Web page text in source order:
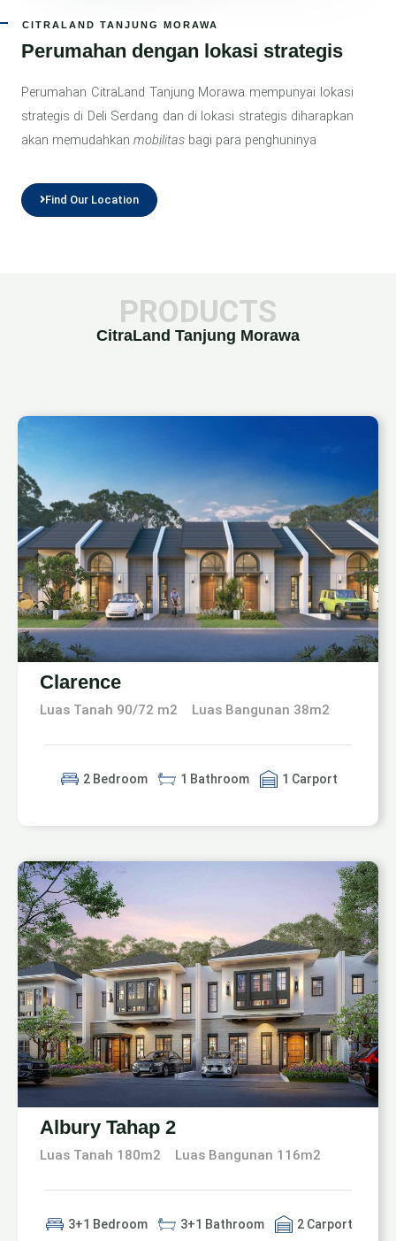
CITRALAND TANJUNG MORAWA
Perumahan dengan lokasi strategis
Perumahan CitraLand Tanjung Morawa mempunyai lokasi
strategis di Deli Serdang dan di lokasi strategis diharapkan
akan memudahkan mobilitas bagi para penghuninya
Find Our Location
PRODUCTS
CitraLand Tanjung Morawa
Clarence
Luas Tanah 90/72 m2 Luas Bangunan 38m2
2 Bedroom 1 Bathroom 1 Carport
Albury Tahap 2
Luas Tanah 180m2 Luas Bangunan 116m2
3+1 Bedroom 3+1 Bathroom 2 Carport